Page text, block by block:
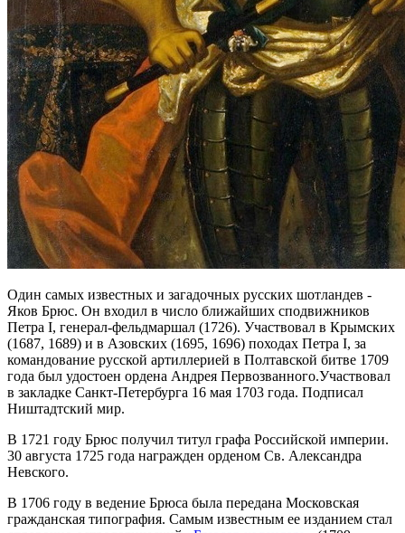
Один самых известных и загадочных русских шотландев -
Яков Брюс. Он входил в число ближайших сподвижников
Петра I, генерал-фельдмаршал (1726). Участвовал в Крымских
(1687, 1689) и в Азовских (1695, 1696) походах Петра I, за
командование русской артиллерией в Полтавской битве 1709
года был удостоен ордена Андрея Первозванного.Участвовал
в закладке Санкт-Петербурга 16 мая 1703 года. Подписал
Ништадтский мир.
В 1721 году Брюс получил титул графа Российской империи.
30 августа 1725 года награжден орденом Св. Александра
Невского.
В 1706 году в ведение Брюса была передана Московская
гражданская типография. Самым известным ее изданием стал